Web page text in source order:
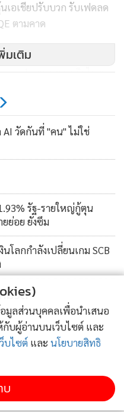
สอง
ปิดที่ 1,623.43 จุด ปรับตัว
กฤตพลังงานโลกซึ่งราคา
ถ่านหิน ปรับตัวสูงขึ้นมาก
ลอตัวจากการขาดแคลน
ขัดแย้งระหว่างสหรัฐฯ และ
วามสัมพันธ์ระหว่างสหรัฐฯ
าสที่จะเกิดภาวะเศรษฐกิจ
ซึ่งจะส่งผลต่อความ
ตัวเลขเงินเฟ้อที่สูงกว่า
าม ได้แก่ การประกาศผล
3/64 ความเสี่ยงจากการ
ลอกใหม่จากการเปิดรับนัก
หรับประเทศที่มีความเสี่ยง
รติดตามและเฝ้าระวังจาก
รณ์น้ำท่วมที่ยังยืดเยื้อ และ
ระทบต่อการเติบโตของ
เอเชียปรับบวก รับเฟดลด
ตามคาด
มองเศรษฐกิจไทย
งหลายด้าน
มเติม
AI วัดกันที่ "คน" ไม่ใช่
รัฐ-รายใหญ่กู้ตุน
ย่อย ยังซึม
โลกกำลังเปลี่ยนเกม SCB
มวด
มูลส่วนบุคคลเพื่อนำเสนอ
บผู้อ่านบนเว็บไซต์ และ
บไซต์ และ นโยบายสิทธิ
บ